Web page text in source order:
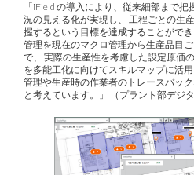
「iField の導入により、従来細部まで
況の見える化が実現し、 工程ごとの生
握するという目標を達成することがで
管理を現在のマクロ管理から生産品目
で、 実際の生産性を考慮した設定原価
を多能工化に向けてスキルマップに活
管理や生産時の作業者のトレースバッ
と考えています。」 （プラント部デジ